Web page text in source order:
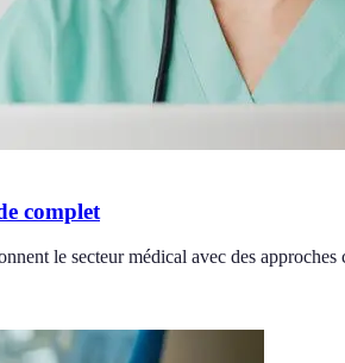
complet
le secteur médical avec des approches